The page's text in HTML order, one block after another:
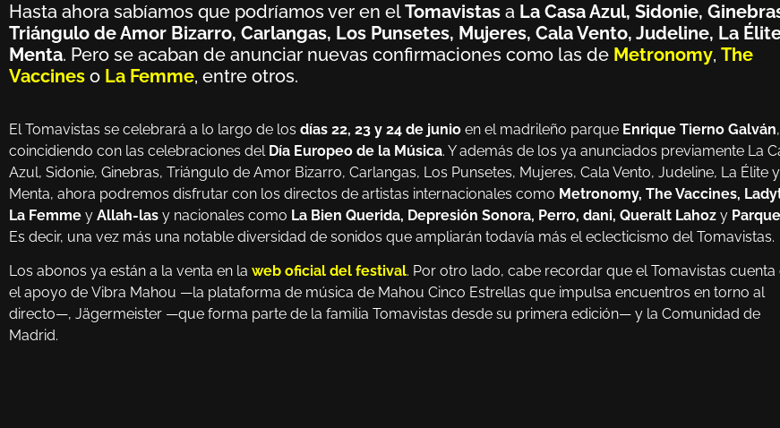
Hasta ahora sabíamos que podríamos ver en elTomavistas a La Casa Azul, Sidonie,
Triángulo de Amor Bizarro, Carlangas, Los Punsetes, Mujeres, Cala Vento, Judeline, La
Menta. Pero se acaban de anunciar nuevas confirmaciones como las de Metronomy, The
Vaccines o La Femme, entre otros.
El Tomavistas se celebrará a lo largo de los días 22, 23 y 24 de junio en el madrileño parque Enrique Tierno Galván,
coincidiendo con las celebraciones del Día Europeo de la Música. Y además de los ya anunciados previamente La
Azul, Sidonie, Ginebras, Triángulo de Amor Bizarro, Carlangas, Los Punsetes, Mujeres, Cala Vento, Judeline, La Élite y
Menta, ahora podremos disfrutar con los directos de artistas internacionales como Metronomy, The Vaccines,
La Femme y Allah-las y nacionales como La Bien Querida, Depresión Sonora, Perro, dani, Queralt Lahoz y
Es decir, una vez más una notable diversidad de sonidos que ampliarán todavía más el eclecticismo del Tomavistas.
Los abonos ya están a la venta en la web oficial del festival. Por otro lado, cabe recordar que el Tomavistas cuenta
el apoyo de Vibra Mahou —la plataforma de música de Mahou Cinco Estrellas que impulsa encuentros en torno al
directo—, Jägermeister —que forma parte de la familia Tomavistas desde su primera edición— y la Comunidad de
Madrid.